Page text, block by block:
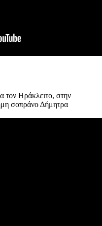
Ηράκλειτο, στην
σοπράνο Δήμητρα